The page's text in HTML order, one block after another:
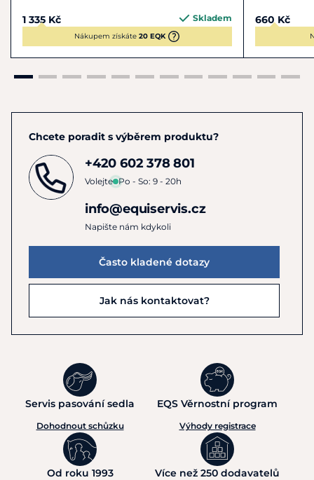
1 335 Kč Skladem
Nákupem získáte20 EQK
660 Kč
Chcete poradit s výběrem produktu?
+420 602 378 801
Volejte Po - So: 9 - 20h
info@equiservis.cz
Napište nám kdykoli
Často kladené dotazy
Jak nás kontaktovat?
Servis pasování sedla
Dohodnout schůzku
EQS Věrnostní program
Výhody registrace
Od roku 1993 Více než 250 dodavatelů